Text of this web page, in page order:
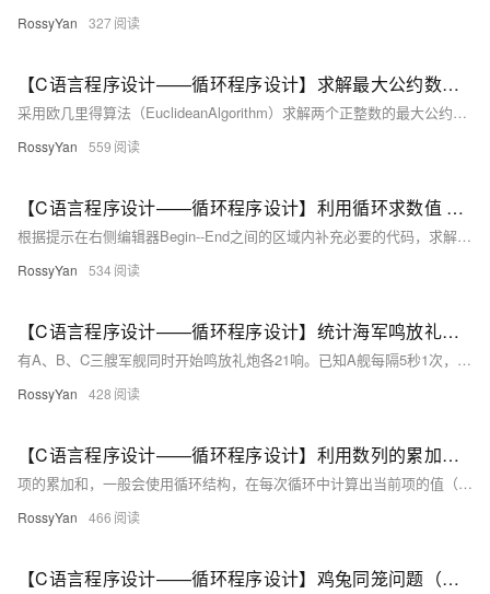
RossyYan 327
【C语言程序设计——循环程序设计】求解最大公约数（头歌实践教学平台习题）【合集】
采用欧几里得算法（EuclideanAlgorithm）求解两个正整数的最大公约数。的最大公约数，然后检查最大公约数是否大于1。如果是，就返回1，表示。根据提示，在右侧编辑器Begin--End之间的区域内补充必要的代码。作为新的参数传递进去。这个递归过程会不断进行，直到。有除1以外的公约数；变为0，此时就找到了最大公约数。开始你的任务吧，祝你成功！是否为0，如果是，那么。就是最大公约数，直接返回。
RossyYan 559
【C语言程序设计——循环程序设计】利用循环求数值 x 的平方根（头歌实践教学平台习题）【合集】
根据提示在右侧编辑器Begin--End之间的区域内补充必要的代码，求解出数值x的平方根；运用迭代公式，编写一个循环程序，求解出数值x的平方根。注意：不能直接用平方根公式/函数求解本题！开始你的任务吧，祝你成功！​ 相关知识 求平方根的迭代公式 绝对值函数fabs() 循环语句 一、求平方根的迭代公式 1.原理 在C语言中，求一个数的平方根可以使用牛顿迭代法。对于方程（为要求平方根的数），设是的第n次近似值，牛顿迭代公式为。 其基本思想是从一个初始近似值开始，通过不断迭代这个公式，使得越来越接近。
RossyYan 534
【C语言程序设计——循环程序设计】统计海军鸣放礼炮声数量（头歌实践教学平台习题）【合集】
有A、B、C三艘军舰同时开始鸣放礼炮各21响。已知A舰每隔5秒1次，B舰每隔6秒放1次，C舰每隔7秒放1次。编程计算观众总共听到几次礼炮声。根据提示，在右侧编辑器Begin--End之间的区域内补充必要的代码。开始你的任务吧，祝你成功！
RossyYan 428
【C语言程序设计——循环程序设计】利用数列的累加和求 sinx（头歌实践教学平台习题）【合集】
项的累加和，一般会使用循环结构，在每次循环中计算出当前项的值（可能基于通项公式或者递推关系），然后累加到一个用于存储累加和的变量中。在C语言中推导数列中的某一项，通常需要依据数列给定的通项公式或者前后项之间的递推关系来实现。例如，对于一个简单的等差数列，其通项公式为。的级数，其每一项之间存在特定的递推关系（后项的分子是其前项的分子乘上。，计算sinx的值，直到最后一项的绝对值小于。为项数），就可以通过代码来计算出指定项的值。对于更复杂的数列，像题目中涉及的用于近似计算。开始你的任务吧，祝你成功！
RossyYan 466
【C语言程序设计——循环程序设计】鸡兔同笼问题（头歌实践教学平台习题）【合集】